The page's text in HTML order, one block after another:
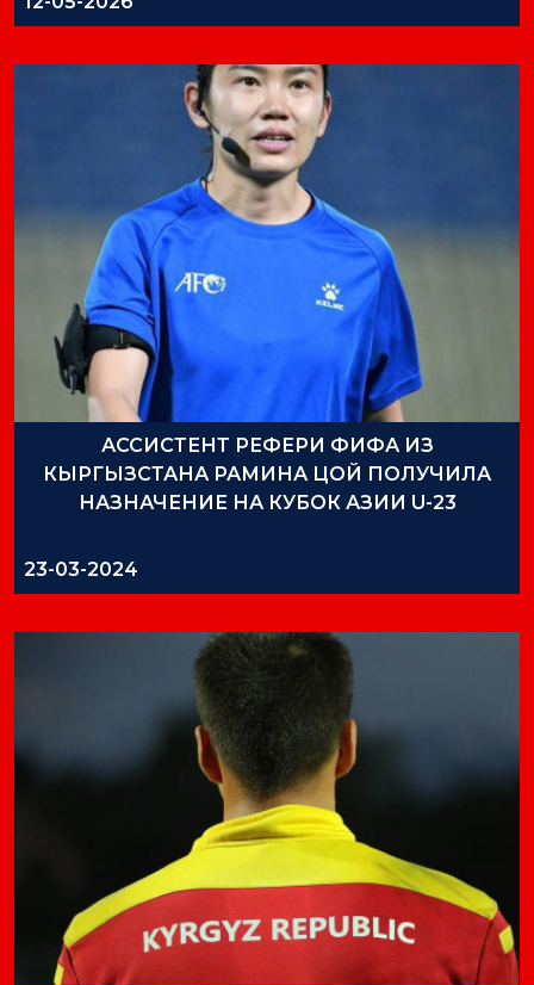
АССИСТЕНТ РЕФЕРИ ФИФА ИЗ
КЫРГЫЗСТАНА РАМИНА ЦОЙ ПОЛУЧИЛА
НАЗНАЧЕНИЕ НА КУБОК АЗИИ U-23
23-03-2024